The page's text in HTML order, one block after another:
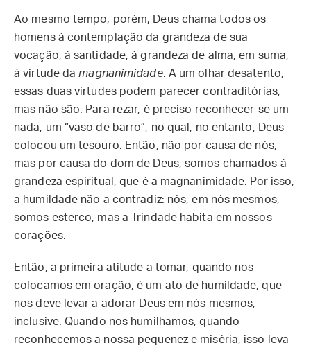
Ao mesmo tempo, porém, Deus chama todos os
homens à contemplação da grandeza de sua
vocação, à santidade, à grandeza de alma, em suma,
à virtude damagnanimidade. A um olhar desatento,
essas duas virtudes podem parecer contraditórias,
mas não são. Para rezar, é preciso reconhecer-se um
nada, um “vaso de barro”, no qual, no entanto, Deus
colocou um tesouro. Então, não por causa de nós,
mas por causa do dom de Deus, somos chamados à
grandeza espiritual, que é a magnanimidade. Por isso,
a humildade não a contradiz: nós, em nós mesmos,
somos esterco, mas a Trindade habita em nossos
corações.
Então, a primeira atitude a tomar, quando nos
colocamos em oração, é um ato de humildade, que
nos deve levar a adorar Deus em nós mesmos,
inclusive. Quando nos humilhamos, quando
reconhecemos a nossa pequenez e miséria, isso leva-